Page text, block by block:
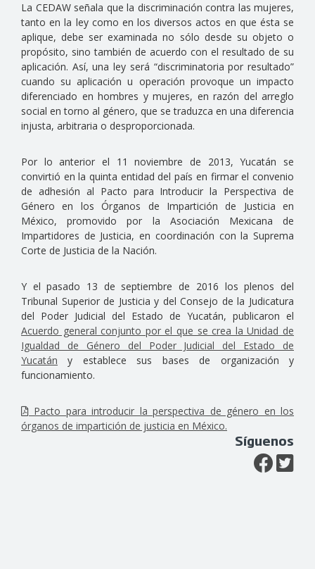
La CEDAW señala que la discriminación contra las mujeres,
tanto en la ley como en los diversos actos en que ésta se
aplique, debe ser examinada no sólo desde su objeto o
propósito, sino también de acuerdo con el resultado de su
aplicación. Así, una ley será “discriminatoria por resultado”
cuando su aplicación u operación provoque un impacto
diferenciado en hombres y mujeres, en razón del arreglo
social en torno al género, que se traduzca en una diferencia
injusta, arbitraria o desproporcionada.
Por lo anterior el 11 noviembre de 2013, Yucatán se
convirtió en la quinta entidad del país en firmar el convenio
de adhesión al Pacto para Introducir la Perspectiva de
Género en los Órganos de Impartición de Justicia en
México, promovido por la Asociación Mexicana de
Impartidores de Justicia, en coordinación con la Suprema
Corte de Justicia de la Nación.
Y el pasado 13 de septiembre de 2016 los plenos del
Tribunal Superior de Justicia y del Consejo de la Judicatura
del Poder Judicial del Estado de Yucatán, publicaron el
Acuerdo general conjunto por el que se crea la Unidad de
Igualdad de Género del Poder Judicial del Estado de
Yucatán y establece sus bases de organización y
funcionamiento.
Pacto para introducir la perspectiva de género en los
órganos de impartición de justicia en México.
Síguenos